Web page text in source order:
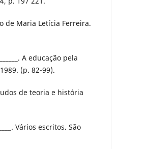
de Maria Letícia Ferreira.
A educação pela
(p. 82-99).
de teoria e história
Vários escritos. São